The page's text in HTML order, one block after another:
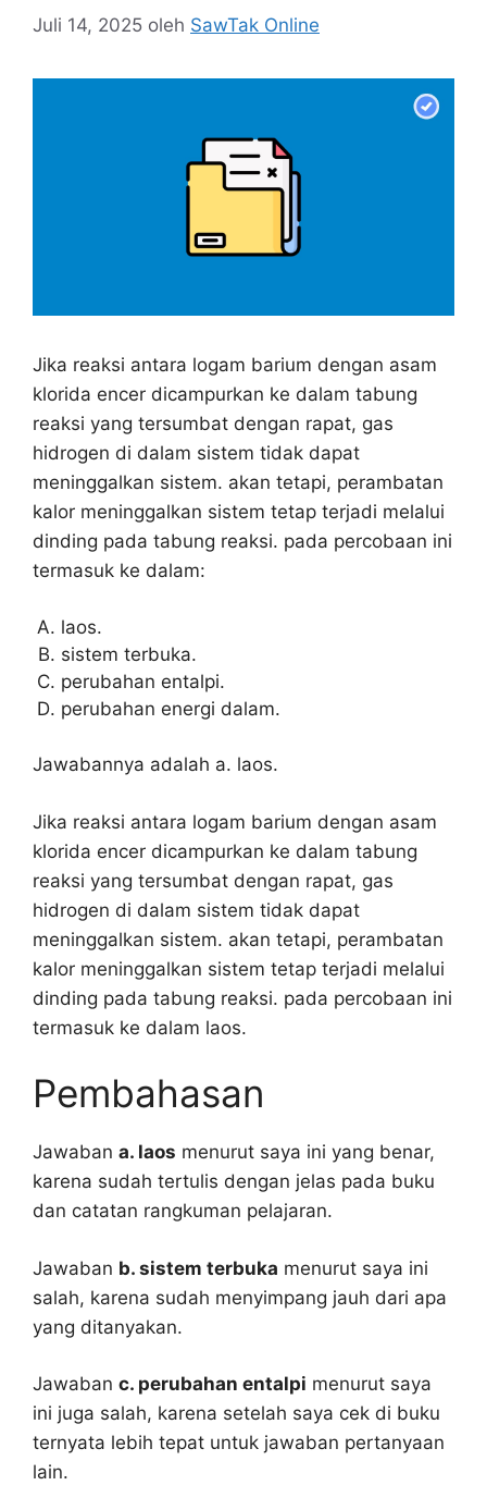
Juli 14, 2025 oleh SawTak Online
Jika reaksi antara logam barium dengan asam
klorida encer dicampurkan ke dalam tabung
reaksi yang tersumbat dengan rapat, gas
hidrogen di dalam sistem tidak dapat
meninggalkan sistem. akan tetapi, perambatan
kalor meninggalkan sistem tetap terjadi melalui
dinding pada tabung reaksi. pada percobaan ini
termasuk ke dalam:
laos.
sistem terbuka.
perubahan entalpi.
perubahan energi dalam.
Jawabannya adalah a. laos.
Jika reaksi antara logam barium dengan asam
klorida encer dicampurkan ke dalam tabung
reaksi yang tersumbat dengan rapat, gas
hidrogen di dalam sistem tidak dapat
meninggalkan sistem. akan tetapi, perambatan
kalor meninggalkan sistem tetap terjadi melalui
dinding pada tabung reaksi. pada percobaan ini
termasuk ke dalam laos.
Pembahasan
Jawaban a. laos menurut saya ini yang benar,
karena sudah tertulis dengan jelas pada buku
dan catatan rangkuman pelajaran.
Jawaban b. sistem terbuka menurut saya ini
salah, karena sudah menyimpang jauh dari apa
yang ditanyakan.
Jawaban c. perubahan entalpi menurut saya
ini juga salah, karena setelah saya cek di buku
ternyata lebih tepat untuk jawaban pertanyaan
lain.